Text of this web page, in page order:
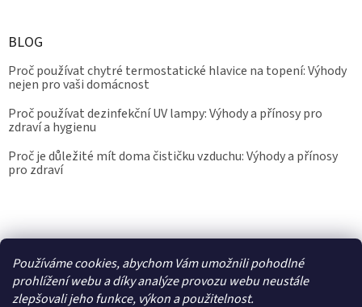
Používáme cookies, abychom Vám umožnili pohodlné
prohlížení webu a díky analýze provozu webu neustále
zlepšovali jeho funkce, výkon a použitelnost.
BLOG
Proč používat chytré termostatické hlavice na topení: Výhody
nejen pro vaši domácnost
Proč používat dezinfekční UV lampy: Výhody a přínosy pro
zdraví a hygienu
Proč je důležité mít doma čističku vzduchu: Výhody a přínosy
pro zdraví